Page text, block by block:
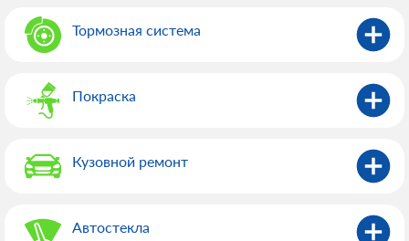
Тормозная система
Покраска
Кузовной ремонт
Автостекла